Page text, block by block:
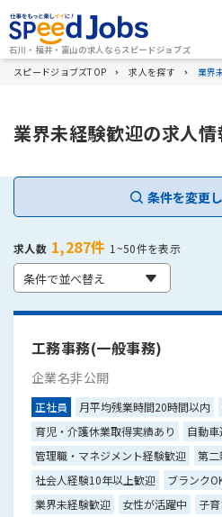
石川・福井・富山の求人ならスピードジョブズ
スピードジョブズTOP 求人を探す 業界
業界未経験歓迎の求人
条件を変更
求人数 1,287件 1~50件を表示
条件で並べ替え
工務事務(一般事務)
企業名非公開
正社員 月平均残業時間20時間以内
育児・介護休業取得実績あり
自動
管理職・マネジメント経験歓迎
第二
社会人経験10年以上歓迎
ブランク
業界未経験歓迎
女性が活躍中 子